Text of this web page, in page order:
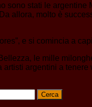
sono stati le argentine
allora, molto è
e si comincia a
le mille
argentini a